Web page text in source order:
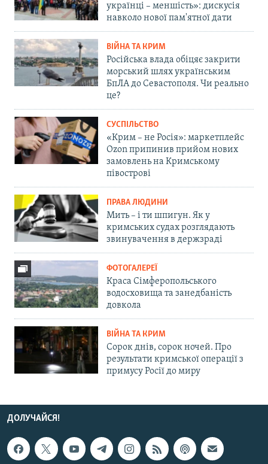
українці – меншість»: дискусія
навколо нової пам'ятної дати
ВІЙНА ТА КРИМ
Російська влада обіцяє закрити
морський шлях українським
БпЛА до Севастополя. Чи реально
це?
СУСПІЛЬСТВО
«Крим – не Росія»: маркетплейс
Ozon припинив прийом нових
замовлень на Кримському
півострові
ПРАВА ЛЮДИНИ
Мить – і ти шпигун. Як у
кримських судах розглядають
звинувачення в держзраді
ФОТОГАЛЕРЕЇ
Краса Сімферопольського
водосховища та занедбаність
довкола
ВІЙНА ТА КРИМ
Сорок днів, сорок ночей. Про
результати кримської операції з
примусу Росії до миру
ДОЛУЧАЙСЯ!